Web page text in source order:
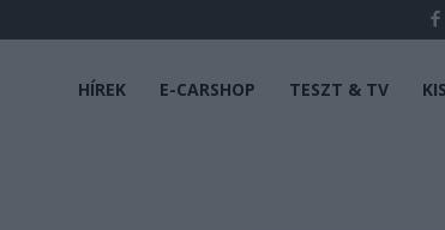
HÍREK E-CARSHOP TESZT & TV